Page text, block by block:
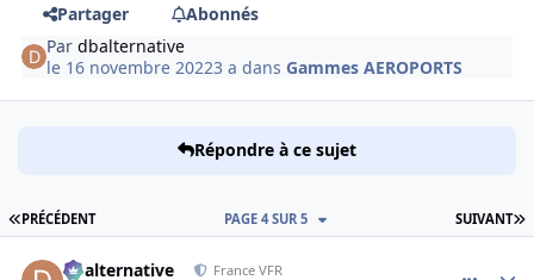
Partager
Abonnés
Pardbalternative
le 16 novembre 20223 a dansGammes AEROPORTS
Répondre à ce sujet
PREMIÈRE PAGE
PRÉCÉDENT SUIVANT
PAGE 4 SUR 5
dbalternative France VFR